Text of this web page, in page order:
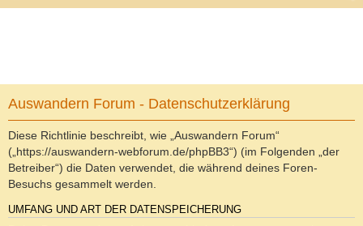
Auswandern Forum - Datenschutzerklärung
Diese Richtlinie beschreibt, wie „Auswandern Forum“
(„https://auswandern-webforum.de/phpBB3“) (im Folgenden „der
Betreiber“) die Daten verwendet, die während deines Foren-
Besuchs gesammelt werden.
UMFANG UND ART DER DATENSPEICHERUNG